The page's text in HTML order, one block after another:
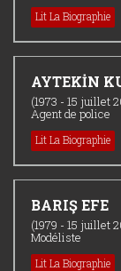
Lit La Biographie
AYTEKİN
(1973 - 15 juillet
Agent de police
Lit La Biographie
BARIŞ EFE
(1979 - 15 juillet
Modéliste
Lit La Biographie